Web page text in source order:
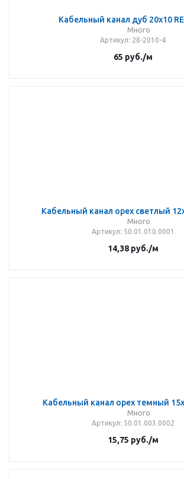
Много
Артикул: 28-2010-4
65 руб./м
Кабельный канал орех светлый
Много
Артикул: 50.01.010.0001
14,38руб./м
Кабельный канал орех темный
Много
Артикул: 50.01.003.0002
15,75 руб./м